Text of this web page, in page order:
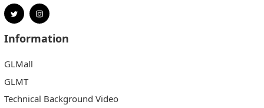
Information
GLMall
GLMT
Technical Background Video